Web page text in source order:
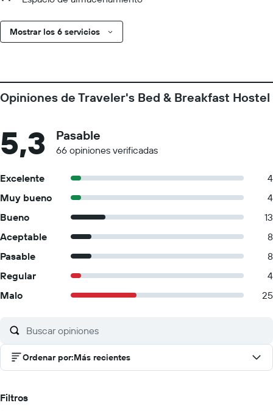
Mostrar los 6 servicios
Opiniones de Traveler's Bed & Breakfast Hostel
5,3 Pasable
66 opiniones verificadas
Excelente
4
Muy bueno
4
Bueno
13
Aceptable
8
Pasable
8
Regular
4
Malo
25
Ordenar por:Más recientes
Filtros